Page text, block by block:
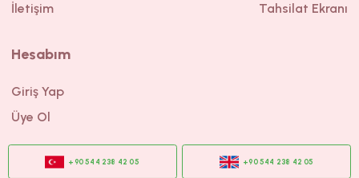
İletişim
Tahsilat Ekranı
Hesabım
Giriş Yap
Üye Ol